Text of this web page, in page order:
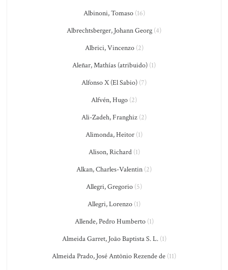
Albinoni, Tomaso(16)
Albrechtsberger, Johann Georg (4)
Albrici, Vincenzo(2)
Aleñar, Mathías (atribuido) (1)
Alfonso X (El Sabio) (7)
Alfvén, Hugo (2)
Ali-Zadeh, Franghiz (2)
Alimonda, Heitor (1)
Alison, Richard(1)
Alkan, Charles-Valentin (2)
Allegri, Gregorio (5)
Allegri, Lorenzo (1)
Allende, Pedro Humberto(1)
Almeida Garret, João Baptista S. L.(1)
Almeida Prado, José Antônio Rezende de (11)